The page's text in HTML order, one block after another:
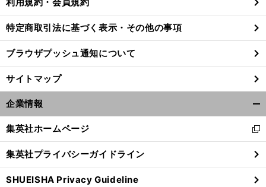
特定商取引法に基づく表示・その他の事項
ブラウザプッシュ通知について
サイトマップ
企業情報
閉
る
集英社ホームページ
新
し
い
ウ
ィ
集英社プライバシーガイドライン
SHUEISHA Privacy Guideline